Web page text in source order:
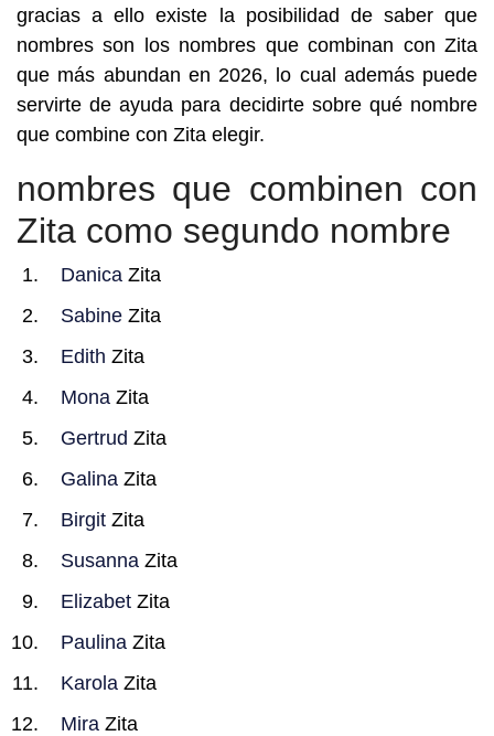
gracias a ello existe la posibilidad de saber que
nombres son los nombres que combinan con Zita
que más abundan en 2026, lo cual además puede
servirte de ayuda para decidirte sobre qué nombre
que combine con Zita elegir.
nombres que combinen con
Zita como segundo nombre
Danica Zita
Sabine Zita
Edith Zita
Mona Zita
Gertrud Zita
Galina Zita
Birgit Zita
Susanna Zita
Elizabet Zita
Paulina Zita
Karola Zita
Mira Zita